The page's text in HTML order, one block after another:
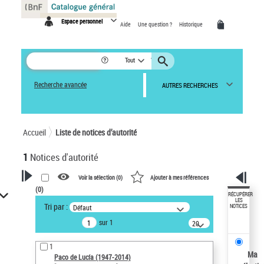
Espace personnel Aide Une question ? Historique
Tout
Recherche avancée AUTRES RECHERCHES
Accueil Liste de notices d’autorité
1 Notices d'autorité
VOTRE RECHERCHE
Recherche avancée dans les
notices d’autorité
Œuvres liées à l'auteur :
Paco de Lucía (1947-2014)
Voir la sélection (0) Ajouter à mes références
(0)
Tri par : Défaut
sur 1
20
résultats/page
1
Paco de Lucía (1947-2014)
RÉCUPÉRER
LES
NOTICES
Ma
Panneau de gestion des cookies